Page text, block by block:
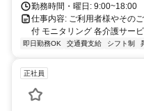
勤務時間・曜日: 9:00~18:00
仕事内容: ご利用者様やその
付 モニタリング 各介護サー
即日勤務OK 交通費支給 シフト制
正社員